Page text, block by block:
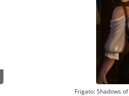
Frigato: Shadows